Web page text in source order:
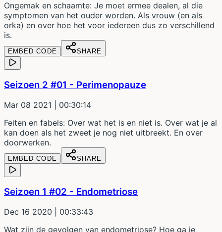
Ongemak en schaamte: Je moet ermee dealen, al die
symptomen van het ouder worden. Als vrouw (en als
orka) en over hoe het voor iedereen dus zo verschillend
is.
EMBED CODE SHARE
Seizoen 2 #01 - Perimenopauze
Mar 08 2021 | 00:30:14
Feiten en fabels: Over wat het is en niet is. Over wat je al
kan doen als het zweet je nog niet uitbreekt. En over
doorwerken.
EMBED CODE SHARE
Seizoen 1 #02 - Endometriose
Dec 16 2020 | 00:33:43
Wat zijn de gevolgen van endometriose? Hoe ga je